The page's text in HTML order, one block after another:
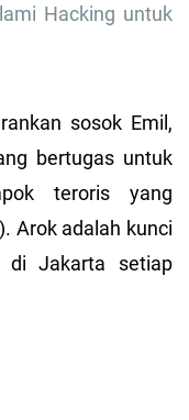
Hacking untuk
sosok Emil,
bertugas untuk
teroris yang
Arok adalah kunci
di Jakarta setiap